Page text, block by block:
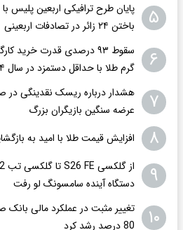
۵
باختن ۲۴ زائر در تصادفات اربعینی
۶
گرم طلا با حداقل دستمزد در سال ۸۴ به زیر یک گرم رسید
۷
هشدار درباره ریسک نقدینگی
عرضه سنگین بازیگران بزرگ
۸ افزایش قیمت طلا با امید به
۹
دستگاه آینده سامسونگ لو رفت
۱۰
تغییر مثبت در عملکرد مالی بانک
80 درصد رشد کرد